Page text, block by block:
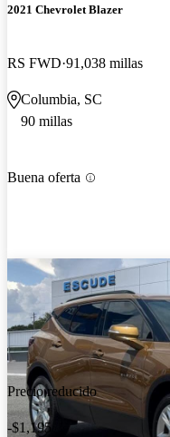
2021 Chevrolet Blazer
RS FWD 91,038 millas
Columbia, SC
90 millas
Buena oferta
Precio reducido
-$1,195